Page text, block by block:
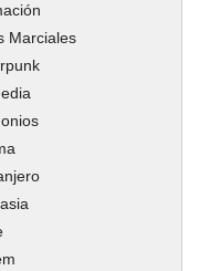
Marciales